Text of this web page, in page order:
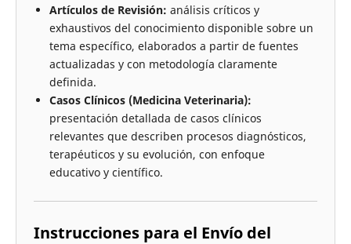
Artículos de Revisión: análisis críticos y
exhaustivos del conocimiento disponible sobre un
tema específico, elaborados a partir de fuentes
actualizadas y con metodología claramente
definida.
Casos Clínicos (Medicina Veterinaria):
presentación detallada de casos clínicos
relevantes que describen procesos diagnósticos,
terapéuticos y su evolución, con enfoque
educativo y científico.
Instrucciones para el Envío del